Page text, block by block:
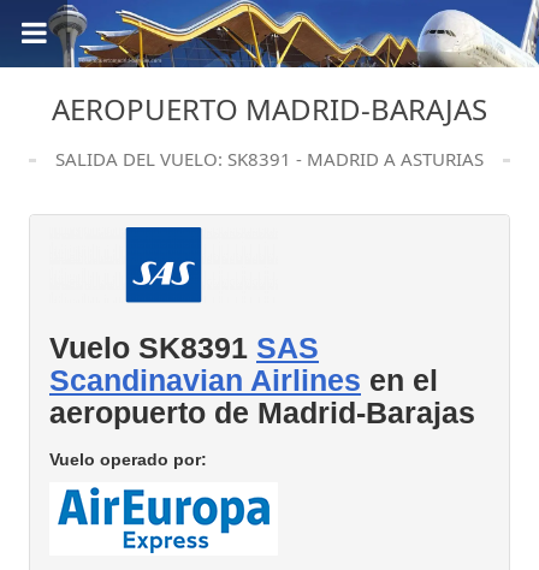
AEROPUERTO MADRID-BARAJAS
SALIDA DEL VUELO: SK8391 - MADRID A ASTURIAS
Vuelo SK8391 SAS
Scandinavian Airlines en el
aeropuerto de Madrid-Barajas
Vuelo operado por: